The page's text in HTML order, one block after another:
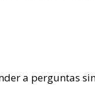
a perguntas